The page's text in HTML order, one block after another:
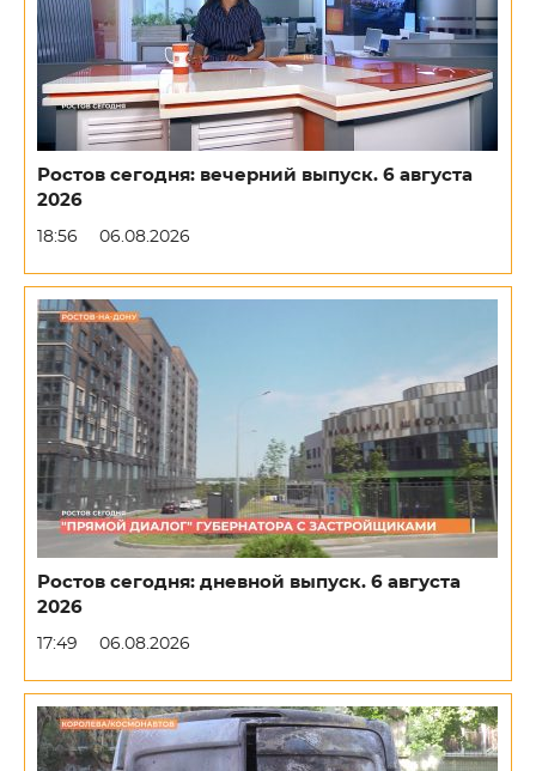
Ростов сегодня: вечерний выпуск. 6 августа
2026
18:56 06.08.2026
Ростов сегодня: дневной выпуск. 6 августа
2026
17:49 06.08.2026